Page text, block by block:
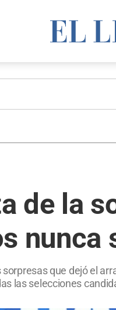
de la
nunca
que dejó el
las selecciones